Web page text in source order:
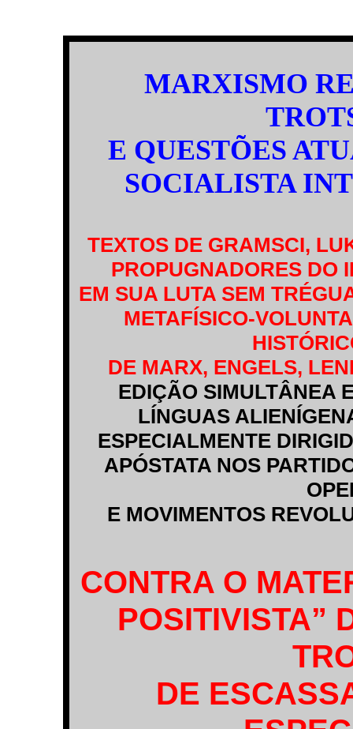
MARXISMO
E QUESTÕES
SOCIALISTA
TEXTOS DE GRAMSCI,
PROPUGNADORES DO
EM SUA LUTA SEM
METAFÍSICO-
DE MARX, ENGELS,
EDIÇÃO SIMULTÂNEA
LÍNGUAS
ESPECIALMENTE
APÓSTATA NOS
E MOVIMENTOS
CONTRA O
POSITIVISTA”
DE